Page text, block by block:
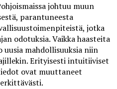
johtuu muun
parantuneesta
jotka
odotuksia. Vaikka haasteita
uusia mahdollisuuksia niin
Erityisesti intuitiiviset
ovat muuttaneet